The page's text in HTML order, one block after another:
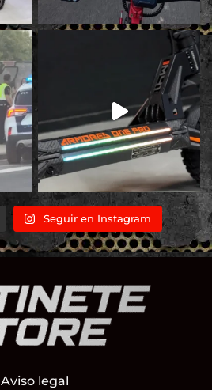
Seguir en Instagram
Aviso legal